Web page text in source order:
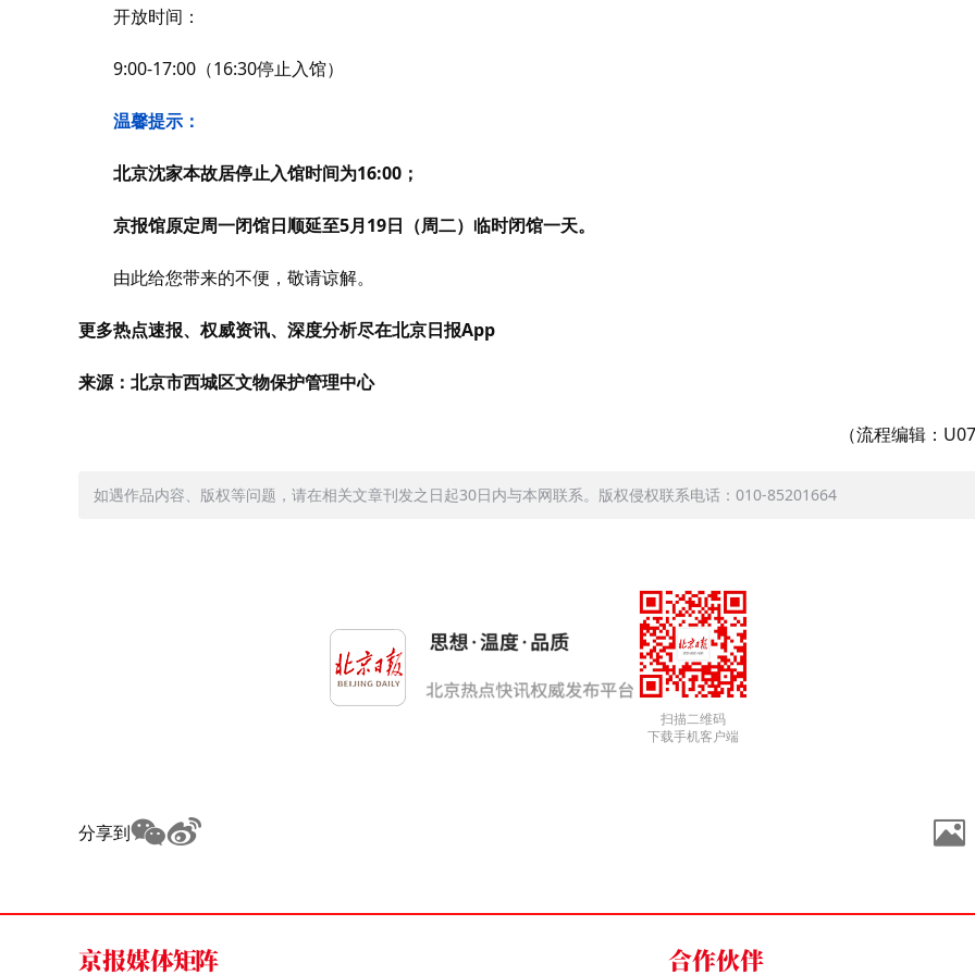
开放时间：
9:00-17:00（16:30停止入馆）
温馨提示：
北京沈家本故居停止入馆时间为16:00；
京报馆原定周一闭馆日顺延至5月19日（周二）临时闭馆一天。
由此给您带来的不便，敬请谅解。
更多热点速报、权威资讯、深度分析尽在北京日报App
来源：北京市西城区文物保护管理中心
（流程编辑：
如遇作品内容、版权等问题，请在相关文章刊发之日起30日内与本网联系。版权侵权联系电话：010-85201664
扫描二维码
下载手机客户端
分享到
京报媒体矩阵 合作伙伴